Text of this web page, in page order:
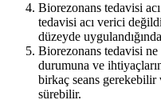
Biorezonans tedavisi
tedavisi acı verici
düzeyde
Biorezonans tedavisi ne
durumuna ve
birkaç seans gerekebilir
sürebilir.